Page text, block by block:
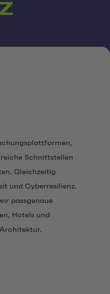
Schnittstellen
Gleichzeitig
und Cyberresilienz.
passgenaue
Hotels und